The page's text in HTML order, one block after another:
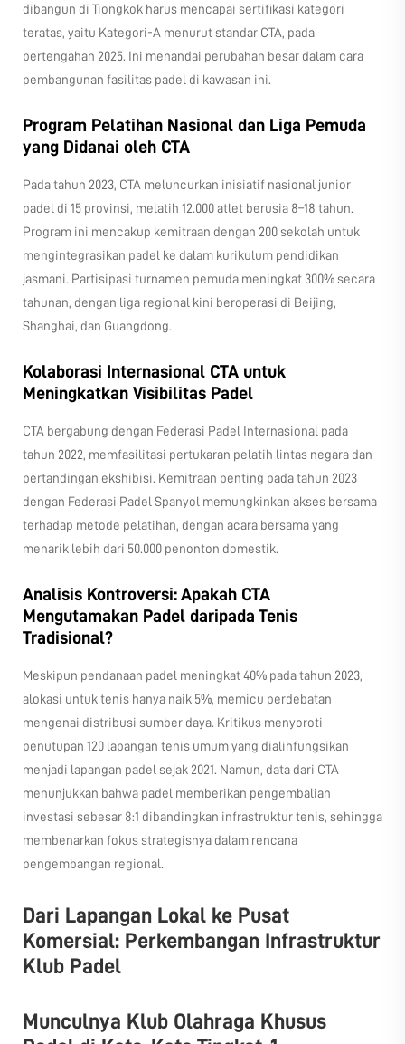
dibangun di Tiongkok harus mencapai sertifikasi kategori
teratas, yaitu Kategori-A menurut standar CTA, pada
pertengahan 2025. Ini menandai perubahan besar dalam cara
pembangunan fasilitas padel di kawasan ini.
Program Pelatihan Nasional dan Liga Pemuda
yang Didanai oleh CTA
Pada tahun 2023, CTA meluncurkan inisiatif nasional junior
padel di 15 provinsi, melatih 12.000 atlet berusia 8–18 tahun.
Program ini mencakup kemitraan dengan 200 sekolah untuk
mengintegrasikan padel ke dalam kurikulum pendidikan
jasmani. Partisipasi turnamen pemuda meningkat 300% secara
tahunan, dengan liga regional kini beroperasi di Beijing,
Shanghai, dan Guangdong.
Kolaborasi Internasional CTA untuk
Meningkatkan Visibilitas Padel
CTA bergabung dengan Federasi Padel Internasional pada
tahun 2022, memfasilitasi pertukaran pelatih lintas negara dan
pertandingan ekshibisi. Kemitraan penting pada tahun 2023
dengan Federasi Padel Spanyol memungkinkan akses bersama
terhadap metode pelatihan, dengan acara bersama yang
menarik lebih dari 50.000 penonton domestik.
Analisis Kontroversi: Apakah CTA
Mengutamakan Padel daripada Tenis
Tradisional?
Meskipun pendanaan padel meningkat 40% pada tahun 2023,
alokasi untuk tenis hanya naik 5%, memicu perdebatan
mengenai distribusi sumber daya. Kritikus menyoroti
penutupan 120 lapangan tenis umum yang dialihfungsikan
menjadi lapangan padel sejak 2021. Namun, data dari CTA
menunjukkan bahwa padel memberikan pengembalian
investasi sebesar 8:1 dibandingkan infrastruktur tenis, sehingga
membenarkan fokus strategisnya dalam rencana
pengembangan regional.
Dari Lapangan Lokal ke Pusat
Komersial: Perkembangan Infrastruktur
Klub Padel
Munculnya Klub Olahraga Khusus